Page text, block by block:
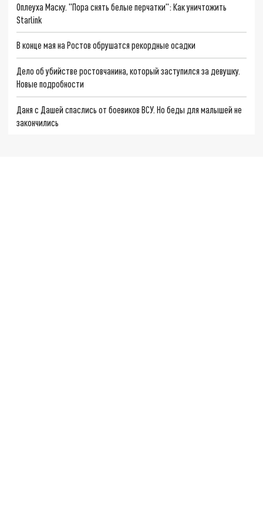
Оплеуха Маску. "Пора снять белые перчатки": Как уничтожить
Starlink
В конце мая на Ростов обрушатся рекордные осадки
Дело об убийстве ростовчанина, который заступился за девушку.
Новые подробности
Даня с Дашей спаслись от боевиков ВСУ. Но беды для малышей не
закончились